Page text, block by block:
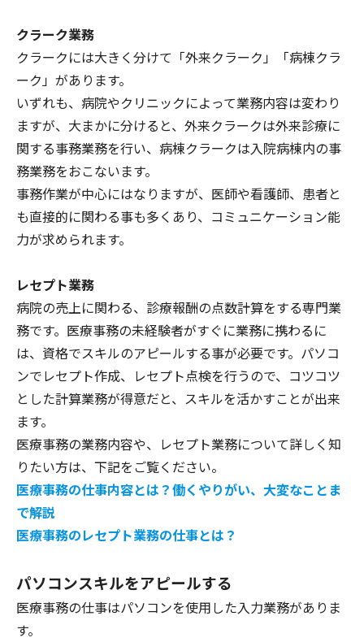
クラーク業務
クラークには大きく分けて「外来クラーク」「病棟クラ
ーク」があります。
いずれも、病院やクリニックによって業務内容は変わり
ますが、大まかに分けると、外来クラークは外来診療に
関する事務業務を行い、病棟クラークは入院病棟内の事
務業務をおこないます。
事務作業が中心にはなりますが、医師や看護師、患者と
も直接的に関わる事も多くあり、コミュニケーション能
力が求められます。
レセプト業務
病院の売上に関わる、診療報酬の点数計算をする専門業
務です。医療事務の未経験者がすぐに業務に携わるに
は、資格でスキルのアピールする事が必要です。パソコ
ンでレセプト作成、レセプト点検を行うので、コツコツ
とした計算業務が得意だと、スキルを活かすことが出来
ます。
医療事務の業務内容や、レセプト業務について詳しく知
りたい方は、下記をご覧ください。
医療事務の仕事内容とは？働くやりがい、大変なことま
で解説
医療事務のレセプト業務の仕事とは？
パソコンスキルをアピールする
医療事務の仕事はパソコンを使用した入力業務がありま
す。